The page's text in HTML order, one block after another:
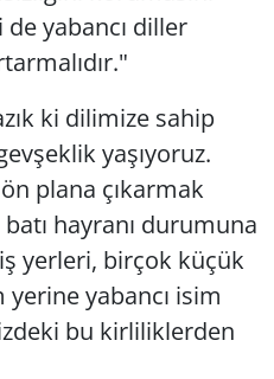
yabancı diller
ki dilimize sahip
yaşıyoruz.
ön plana çıkarmak
hayranı durumuna
yerleri, birçok küçük
yabancı isim
bu kirliliklerden